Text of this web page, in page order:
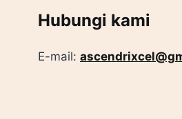
Hubungi kami
E-mail: